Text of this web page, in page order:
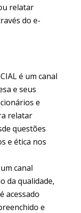
relatar
do e-
é um canal
e seus
e
relatar
questões
e ética nos
canal
da qualidade,
acessado
e